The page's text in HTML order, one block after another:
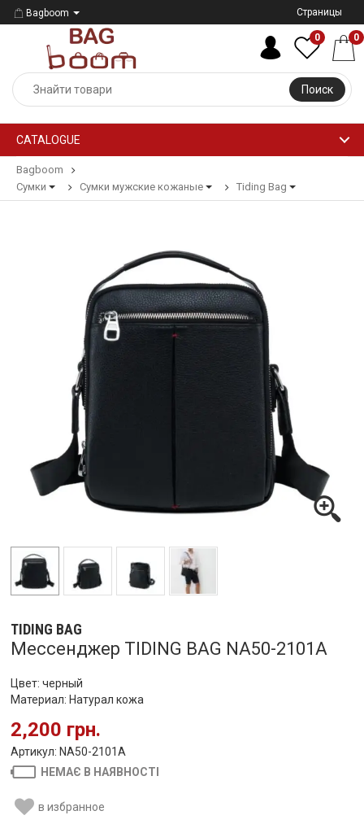
Bagboom Страницы
Поиск
0 0
CATALOGUE
Bagboom
Сумки
Сумки мужские кожаные Tiding Bag
TIDING BAG
Мессенджер TIDING BAG NA50-2101A
Цвет: черный
Материал: Натурал кожа
2,200 грн.
Артикул: NA50-2101A
НЕМАЄ В НАЯВНОСТІ
в избранное